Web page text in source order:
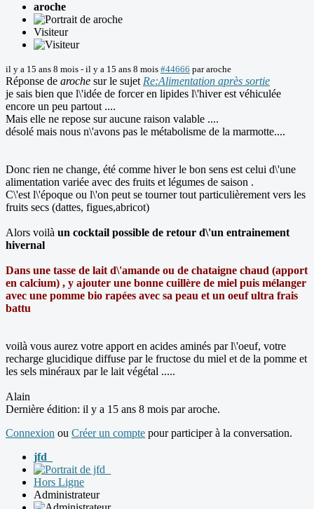
aroche
Visiteur
il y a 15 ans 8 mois - il y a 15 ans 8 mois #44666 pararoche
Réponse de aroche sur le sujet Re:Alimentation après sortie
je sais bien que l\'idée de forcer en lipides l\'hiver est véhiculée
encore un peu partout ....
Mais elle ne repose sur aucune raison valable ....
désolé mais nous n\'avons pas le métabolisme de la marmotte....
Donc rien ne change, été comme hiver le bon sens est celui d\'une
alimentation variée avec des fruits et légumes de saison .
C\'est l\'époque ou l\'on peut se tourner tout particulièrement vers les
fruits secs (dattes, figues,abricot)
Alors voilà un cocktail possible de retour d\'un entrainement
hivernal
Dans une tasse de lait d\'amande ou de chataigne chaud (apport
en calcium) , y ajouter une bonne cuillère de miel puis mélanger
avec une pomme bio rapées avec sa peau et un oeuf ultra frais
battu
voilà vous aurez votre apport en acides aminés par l\'oeuf, votre
recharge glucidique diffuse par le fructose du miel et de la pomme et
les sels minéraux par le lait végétal .....
Alain
Dernière édition: il y a 15 ans 8 mois pararoche.
Connexion ou Créer un compte pour participer à la conversation.
jfd_
Hors Ligne
Administrateur